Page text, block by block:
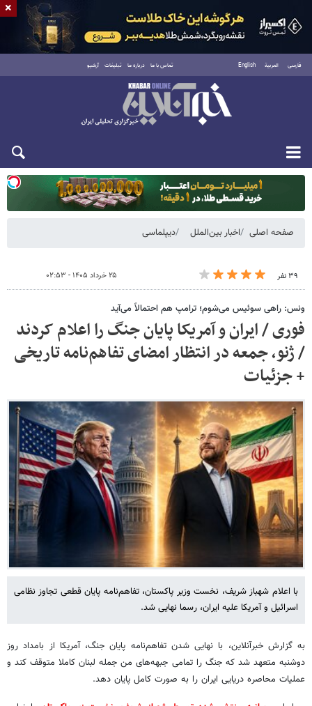
فارسی العربية English تماس با ما درباره ما تبلیغات آرشیو
یکشنبه ۱۸ مرداد ۱۴۰۵
صفحه اصلی اخبار بین‌الملل دیپلماسی
۳۹ نفر ۲۵ خرداد ۱۴۰۵ - ۰۲:۵۳
ونس: راهی سوئیس می‌شوم؛ ترامپ هم احتمالاً می‌آید
فوری / ایران و آمریکا پایان جنگ را اعلام کردند
/ ژنو، جمعه در انتظار امضای تفاهم‌نامه تاریخی
+ جزئیات
با اعلام شهباز شریف، نخست وزیر پاکستان، تفاهم‌نامه پایان قطعی تجاوز نظامی
اسرائیل و آمریکا علیه ایران، رسما نهایی شد.
به گزارش خبرآنلاین، با نهایی شدن تفاهم‌نامه پایان جنگ، آمریکا از بامداد روز
دوشنبه متعهد شد که جنگ را تمامی جبهه‌های من جمله لبنان کاملا متوقف کند و
عملیات محاصره دریایی ایران را به صورت کامل پایان دهد.
×